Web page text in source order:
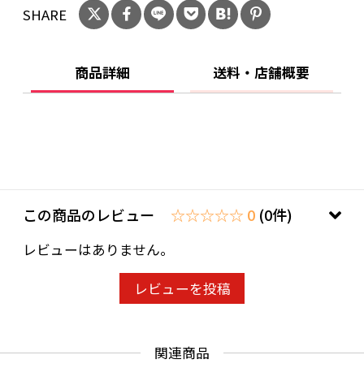
0.07mg、カリウム 78mg、リン 8mg、マンガン
0～0.07mg、カフェイン 0mg
SHARE
商品詳細 送料・店舗概要
この商品のレビュー ☆☆☆☆☆ 0 (0件)
レビューはありません。
レビューを投稿
関連商品